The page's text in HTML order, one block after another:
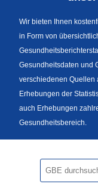
Fußzeile
Wir bieten Ihnen
in Form von
Gesundheitsdaten und
verschiedenen Quellen
Erhebungen der
auch Erhebungen
Gesundheitsbereich.